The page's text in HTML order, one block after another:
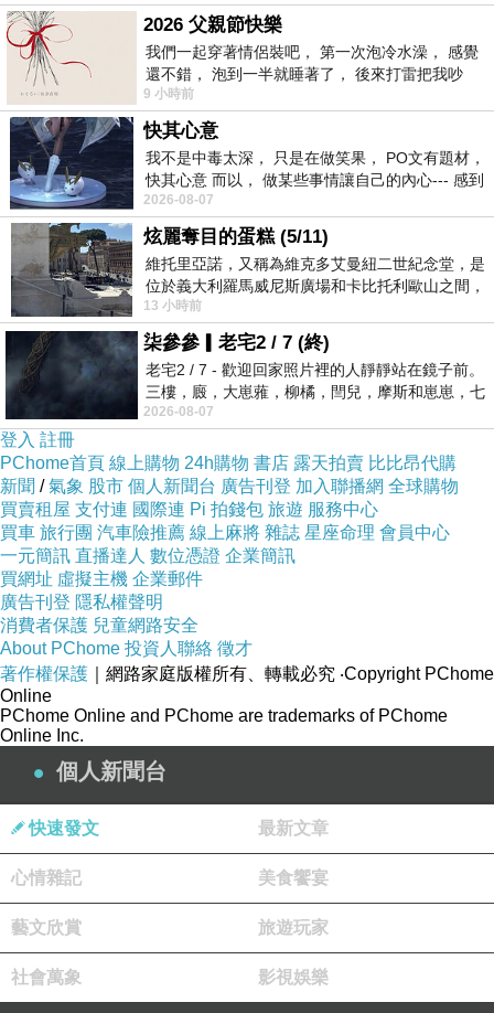
分惱人的，是吧！
日前想購入 大家源 UV-LED吸入式捕蚊器 TCY-6302，問
過幾間經銷商都表示舊款已經賣完，已沒有舊款庫存了，
剛好看到燦坤快3網頁上還有賣，就線上預約到門市付款
取貨。有的時候這些商品的價格還真的頗殺的，於是乎，
這一款CP值破表的：大家源 UV-LED吸入式捕蚊器 TCY-
6302，在最近燦坤狂打快3快閃購物日，趁著燦坤快三會
員特典的時候趕緊下手，超低價限量商品再辛苦也值得！
大家源 UV-LED吸入式捕蚊器 TCY-6302
適用範圍：24坪
UV-LED仿生誘蚊燈片，誘蚊波長持久穩定
旋風氣流吸拉力有效提升30％，捕蚊效果顯著
2026 父親節快樂
我們一起穿著情侶裝吧， 第一次泡冷水澡， 感覺
還不錯， 泡到一半就睡著了， 後來打雷把我吵
醒， 手
9 小時前
快其心意
我不是中毒太深， 只是在做笑果， PO文有題材，
快其心意 而以， 做某些事情讓自己的內心--- 感到
愉快。
2026-08-07
炫麗奪目的蛋糕 (5/11)
維托里亞諾，又稱為維克多艾曼紐二世紀念堂，是
位於義大利羅馬威尼斯廣場和卡比托利歐山之間，
用以紀念統一義大利統一後的的第一位國
13 小時前
柒參參▎老宅2 / 7 (終)
老宅2 / 7 - 歡迎回家照片裡的人靜靜站在鏡子前。
三樓，廄，大崽蕥，柳橘，閆兒，摩斯和崽崽，七
個人整整齊齊地站在鏡框之外，如同
2026-08-07
登入 註冊
PChome首頁 線上購物 24h購物 書店 露天拍賣 比比昂代購
新聞 /氣象 股市 個人新聞台 廣告刊登 加入聯播網 全球購物
買賣租屋 支付連 國際連 Pi 拍錢包 旅遊 服務中心
買車 旅行團 汽車險推薦 線上麻將 雜誌 星座命理 會員中心
一元簡訊 直播達人 數位憑證 企業簡訊
買網址 虛擬主機 企業郵件
廣告刊登 隱私權聲明
消費者保護 兒童網路安全
About PChome 投資人聯絡 徵才
著作權保護 ｜網路家庭版權所有、轉載必究 ‧Copyright PChome
Online
PChome Online and PChome are trademarks of PChome
Online Inc.
個人新聞台
快速發文 最新文章
心情雜記 美食饗宴
藝文欣賞 旅遊玩家
社會萬象 影視娛樂